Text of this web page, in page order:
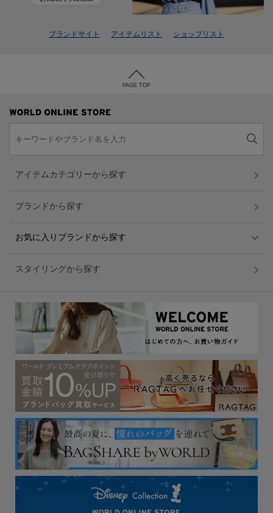
ブランドサイト アイテムリスト ショップリスト
PAGE TOP
アイテムカテゴリーから探す
ブランドから探す
お気に入りブランドから探す
スタイリングから探す